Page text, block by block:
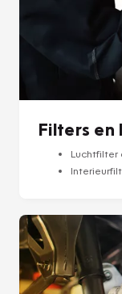
Filters
Luchtfilter